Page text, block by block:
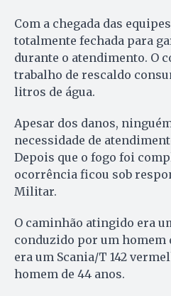
Com a chegada das
totalmente fechada para
durante o atendimento. O
trabalho de rescaldo
litros de água.
Apesar dos danos,
necessidade de
Depois que o fogo foi
ocorrência ficou sob
Militar.
O caminhão atingido era
conduzido por um homem
era um Scania/T 142
homem de 44 anos.